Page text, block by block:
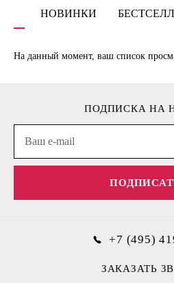
НОВИНКИ
На данный момент, ваш список
ПОДПИСКА НА
+7 (495)
ЗАКАЗАТЬ